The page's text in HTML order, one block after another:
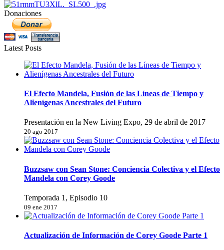
Donaciones
Latest Posts
El Efecto Mandela, Fusión de las Líneas de Tiempo y
Alienígenas Ancestrales del Futuro
Presentación en la New Living Expo, 29 de abril de 2017
20 ago 2017
Buzzsaw con Sean Stone: Conciencia Colectiva y el Efecto
Mandela con Corey Goode
Temporada 1, Episodio 10
09 ene 2017
Actualización de Información de Corey Goode Parte 1